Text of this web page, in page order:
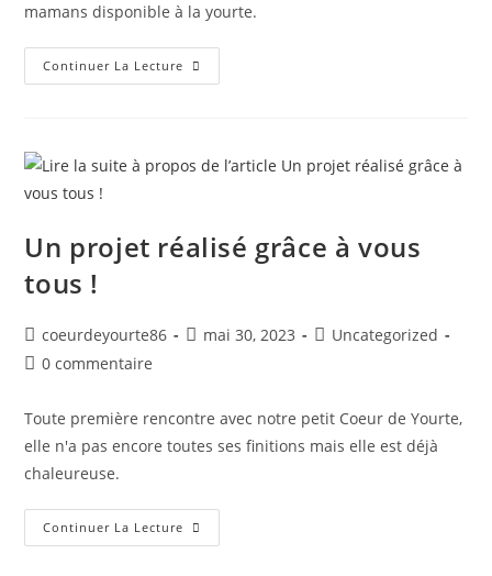
mamans disponible à la yourte.
Continuer La Lecture
Un projet réalisé grâce à vous
tous !​
coeurdeyourte86 mai 30, 2023
Uncategorized
0 commentaire
Toute première rencontre avec notre petit Coeur de Yourte,
elle n'a pas encore toutes ses finitions mais elle est déjà
chaleureuse.
Continuer La Lecture